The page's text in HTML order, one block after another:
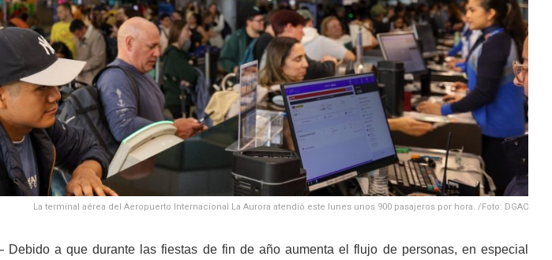
La terminal aérea del Aeropuerto Internacional La Aurora atendió este lunes unos 900 pasajeros por hora. /Foto: DGAC
Debido a que durante las fiestas de fin de año aumenta el flujo de personas, en especial